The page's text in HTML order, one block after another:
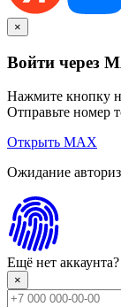
×
Войти через
Нажмите кнопку
Отправьте номер
Открыть MAX
Ожидание
Ещё нет аккаунта?
×